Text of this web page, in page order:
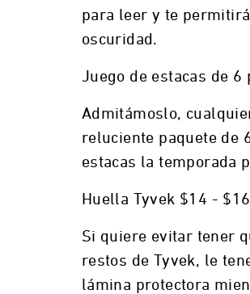
para leer y te
oscuridad.
Juego de estacas de 6
Admitámoslo,
reluciente paquete de
estacas la temporada
Huella Tyvek $14 - $16
Si quiere evitar tener
restos de Tyvek, le
lámina protectora